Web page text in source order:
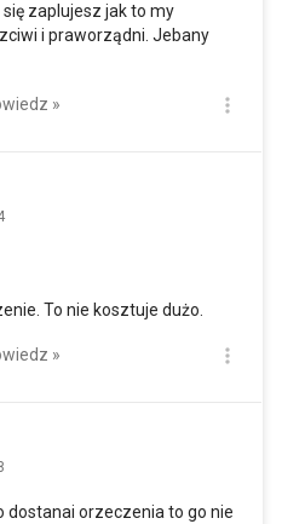
zaplujesz jak to my
i praworządni. Jebany
»
To nie kosztuje dużo.
»
dostanai orzeczenia to go nie